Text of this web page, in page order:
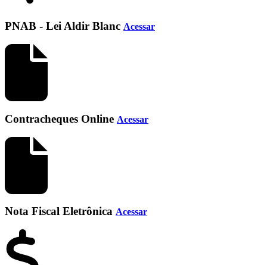
PNAB - Lei Aldir Blanc Acessar
Contracheques Online Acessar
Nota Fiscal Eletrônica Acessar